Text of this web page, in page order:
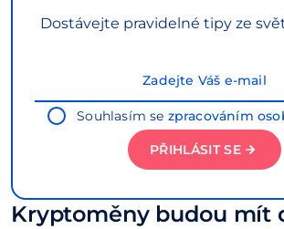
Dostávejte pravidelné tipy ze
Souhlasím se zpracováním
PŘIHLÁSIT SE
Kryptoměny budou mít